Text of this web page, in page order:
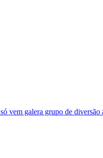
vem galera grupo de diversão